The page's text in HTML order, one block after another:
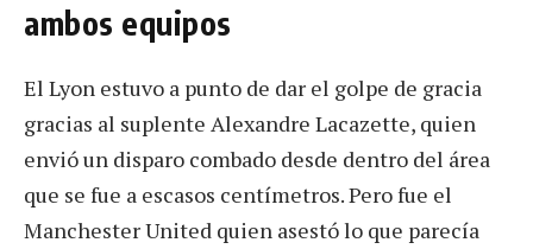
ambos equipos
El Lyon estuvo a punto de dar el golpe de gracia
gracias al suplente Alexandre Lacazette, quien
envió un disparo combado desde dentro del área
que se fue a escasos centímetros. Pero fue el
Manchester United quien asestó lo que parecía